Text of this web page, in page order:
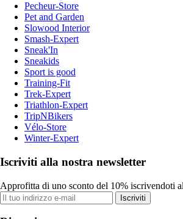
Pecheur-Store
Pet and Garden
Slowood Interior
Smash-Expert
Sneak'In
Sneakids
Sport is good
Training-Fit
Trek-Expert
Triathlon-Expert
TripNBikers
Vélo-Store
Winter-Expert
Iscriviti alla nostra newsletter
Approfitta di uno sconto del 10% iscrivendoti
Iscriviti